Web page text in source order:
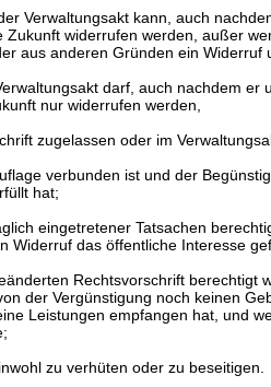
Verwaltungsakt kann, auch
widerrufen werden, außer
aus anderen Gründen ein Widerruf
darf, auch nachdem er
nur widerrufen werden,
zugelassen oder im
verbunden ist und der
hat;
eingetretener Tatsachen
Widerruf das öffentliche Interesse
Rechtsvorschrift berechtigt
der Vergünstigung noch keinen
Leistungen empfangen hat, und
zu verhüten oder zu beseitigen.